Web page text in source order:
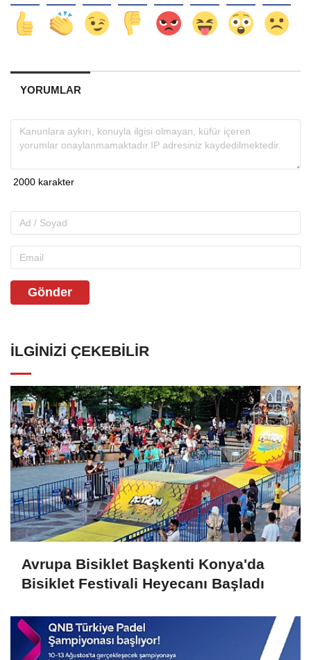
YORUMLAR
Gönder
İLGINIZI ÇEKEBILIR
Avrupa Bisiklet Başkenti Konya'da
Bisiklet Festivali Heyecanı Başladı